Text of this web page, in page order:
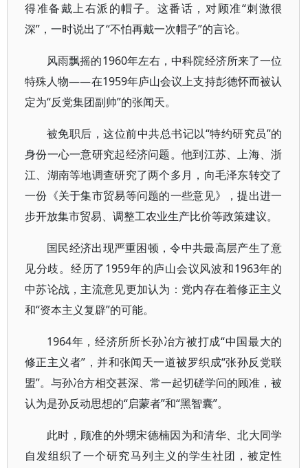
得准备戴上右派的帽子。这番话，对顾准“刺激很
深”，一时说出了“不怕再戴一次帽子”的言论。
风雨飘摇的1960年左右，中科院经济所来了一位
特殊人物——在1959年庐山会议上支持彭德怀而被认
定为“反党集团副帅”的张闻天。
被免职后，这位前中共总书记以“特约研究员”的
身份一心一意研究起经济问题。他到江苏、上海、浙
江、湖南等地调查研究了两个多月，向毛泽东转交了
一份《关于集市贸易等问题的一些意见》，提出进一
步开放集市贸易、调整工农业生产比价等政策建议。
国民经济出现严重困顿，令中共最高层产生了意
见分歧。经历了1959年的庐山会议风波和1963年的
中苏论战，主流意见更加认为：党内存在着修正主义
和“资本主义复辟”的可能。
1964年，经济所所长孙冶方被打成“中国最大的
修正主义者”，并和张闻天一道被罗织成“张孙反党联
盟”。与孙冶方相交甚深、常一起切磋学问的顾准，被
认为是孙反动思想的“启蒙者”和“黑智囊”。
此时，顾准的外甥宋德楠因为和清华、北大同学
自发组织了一个研究马列主义的学生社团，被定性